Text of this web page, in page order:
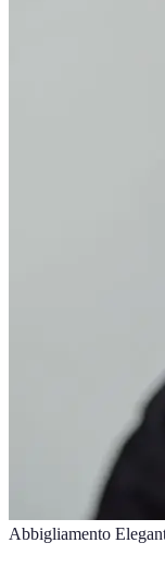
Abbigliamento